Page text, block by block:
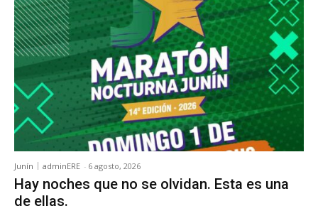
Junín adminERE - 6 agosto, 2026
Hay noches que no se olvidan. Esta es una
de ellas.